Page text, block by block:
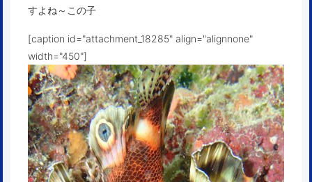
すよね～この子
[caption id="attachment_18285" align="alignnone"
width="450"]